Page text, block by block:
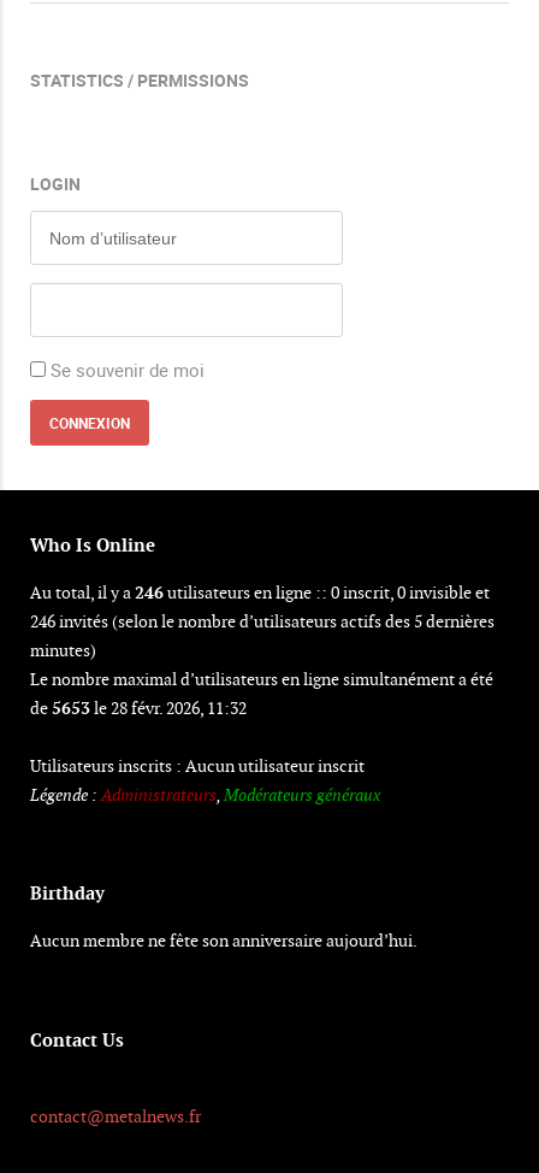
STATISTICS / PERMISSIONS
LOGIN
Se souvenir de moi
Who Is Online
Au total, il y a246utilisateurs en ligne :: 0 inscrit, 0 invisible et
246 invités (selon le nombre d’utilisateurs actifs des 5 dernières
minutes)
Le nombre maximal d’utilisateurs en ligne simultanément a été
de5653le 28 févr. 2026, 11:32
Utilisateurs inscrits : Aucun utilisateur inscrit
Légende :Administrateurs,Modérateurs généraux
Birthday
Aucun membre ne fête son anniversaire aujourd’hui.
Contact Us
contact@metalnews.fr